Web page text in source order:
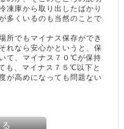
凍庫から取り出したばかり
多くいるのも当然のことで
所でもマイナス保存ができ
れなら安心かというと、保
て、マイナス７０℃が保持
も、マイナス７５℃以下と
が高めになっても問題ない